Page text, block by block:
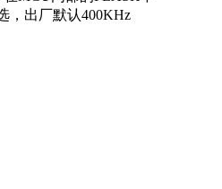
，出厂默认400KHz